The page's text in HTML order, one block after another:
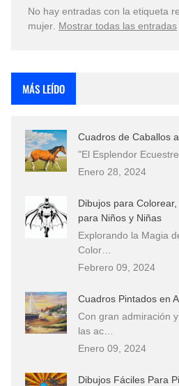
Que significan los cuadros
El mundo del arte en pintura
No hay entradas con la etiqueta
mujer Mostrar todas las entradas
MÁS LEÍDO
Cuadros de Caballos
"El Esplendor
Enero 28, 2024
Dibujos para
para Niños y Niñas
Explorando la Magia
Color…
Febrero 09, 2024
Cuadros Pintados en
Con gran admiración
las ac…
Enero 09, 2024
Dibujos Fáciles Para